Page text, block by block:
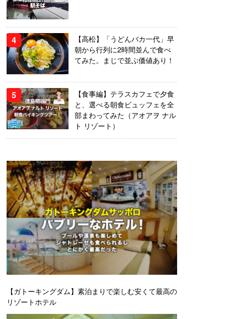
【高松】「うどんバカ一代」早
朝から行列に2時間並んで食べ
てみた。まじで並ぶ価値あり！
【食事編】テラスカフェで夕食
と、選べる朝食ビュッフェを全
部まわってみた（アオアヲ ナル
ト リゾート）
【ガトーキングダム】素泊まりで楽しむ安くて最高の
リゾートホテル